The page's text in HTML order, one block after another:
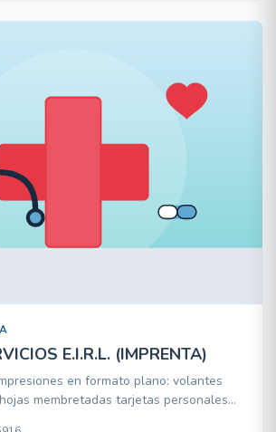
E.I.R.L. (IMPRENTA)
en formato plano: volantes
membretadas tarjetas personales